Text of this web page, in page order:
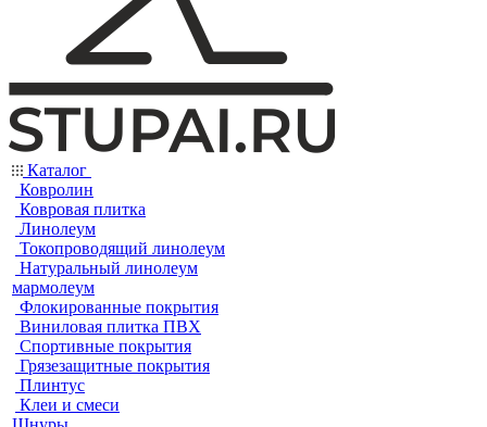
Каталог
Ковролин
Ковровая плитка
Линолеум
Токопроводящий линолеум
Натуральный линолеум
мармолеум
Флокированные покрытия
Виниловая плитка ПВХ
Спортивные покрытия
Грязезащитные покрытия
Плинтус
Клеи и смеси